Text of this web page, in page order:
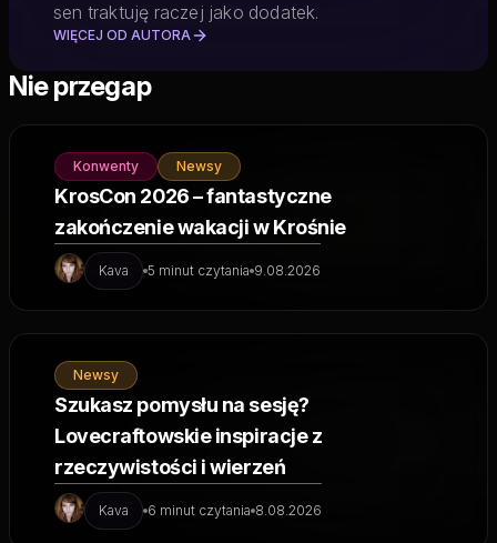
sen traktuję raczej jako dodatek.
WIĘCEJ OD AUTORA
Nie przegap
Konwenty Newsy
KrosCon 2026 – fantastyczne
zakończenie wakacji w Krośnie
Kava 5 minut czytania 9.08.2026
Newsy
Szukasz pomysłu na sesję?
Lovecraftowskie inspiracje z
rzeczywistości i wierzeń
Kava 6 minut czytania 8.08.2026